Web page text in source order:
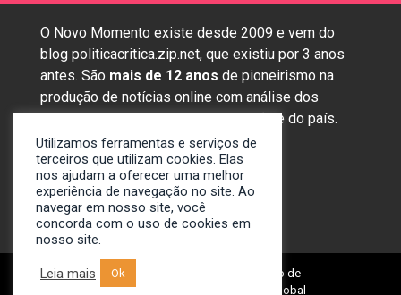
O Novo Momento existe desde 2009 e vem do
blog politicacritica.zip.net, que existiu por 3 anos
antes. São mais de 12 anos de pioneirismo na
produção de notícias online com análise dos
assuntos mais importantes da região e do país.
Sobre nós
Anunciar
Contato
© 2009-2024. Portal Novo Momento de
Notícias. Desenvolvido por: Spivit Global
Utilizamos ferramentas e serviços de
terceiros que utilizam cookies. Elas
nos ajudam a oferecer uma melhor
experiência de navegação no site. Ao
navegar em nosso site, você
concorda com o uso de cookies em
nosso site.
Leia mais Ok